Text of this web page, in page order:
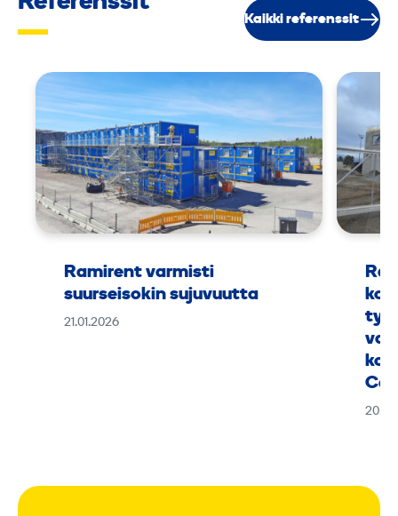
Kaikki referenssit
Ramirent varmisti
suurseisokin sujuvuutta
21.01.2026